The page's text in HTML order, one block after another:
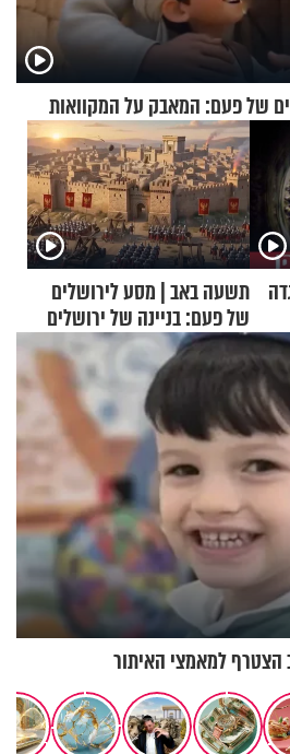
של פעם: המאבק על המקוואות
תשעה באב | מסע לירושלים
של פעם: בניינה של ירושלים